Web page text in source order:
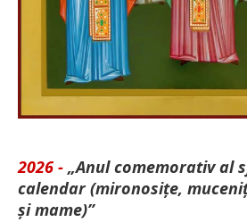
2026 - „Anul comemorativ al
calendar (mironosițe,
și mame)”